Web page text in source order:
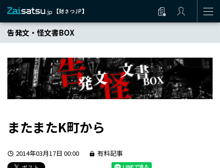
告発文・怪文書BOX
またまたK町から
2014年03月17日 00:00 有料記事